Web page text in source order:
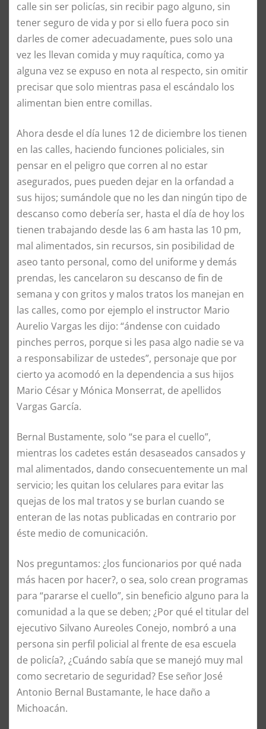
calle sin ser policías, sin recibir pago alguno, sin
tener seguro de vida y por si ello fuera poco sin
darles de comer adecuadamente, pues solo una
vez les llevan comida y muy raquítica, como ya
alguna vez se expuso en nota al respecto, sin omitir
precisar que solo mientras pasa el escándalo los
alimentan bien entre comillas.
Ahora desde el día lunes 12 de diciembre los tienen
en las calles, haciendo funciones policiales, sin
pensar en el peligro que corren al no estar
asegurados, pues pueden dejar en la orfandad a
sus hijos; sumándole que no les dan ningún tipo de
descanso como debería ser, hasta el día de hoy los
tienen trabajando desde las 6 am hasta las 10 pm,
mal alimentados, sin recursos, sin posibilidad de
aseo tanto personal, como del uniforme y demás
prendas, les cancelaron su descanso de fin de
semana y con gritos y malos tratos los manejan en
las calles, como por ejemplo el instructor Mario
Aurelio Vargas les dijo: “ándense con cuidado
pinches perros, porque si les pasa algo nadie se va
a responsabilizar de ustedes”, personaje que por
cierto ya acomodó en la dependencia a sus hijos
Mario César y Mónica Monserrat, de apellidos
Vargas García.
Bernal Bustamente, solo “se para el cuello”,
mientras los cadetes están desaseados cansados y
mal alimentados, dando consecuentemente un mal
servicio; les quitan los celulares para evitar las
quejas de los mal tratos y se burlan cuando se
enteran de las notas publicadas en contrario por
éste medio de comunicación.
Nos preguntamos: ¿los funcionarios por qué nada
más hacen por hacer?, o sea, solo crean programas
para “pararse el cuello”, sin beneficio alguno para la
comunidad a la que se deben; ¿Por qué el titular del
ejecutivo Silvano Aureoles Conejo, nombró a una
persona sin perfil policial al frente de esa escuela
de policía?, ¿Cuándo sabía que se manejó muy mal
como secretario de seguridad? Ese señor José
Antonio Bernal Bustamante, le hace daño a
Michoacán.